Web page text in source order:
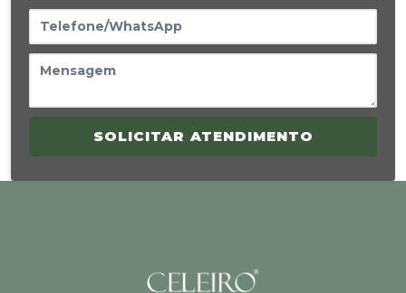
SOLICITAR ATENDIMENTO